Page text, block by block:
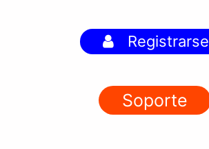
Registrarse
Soporte